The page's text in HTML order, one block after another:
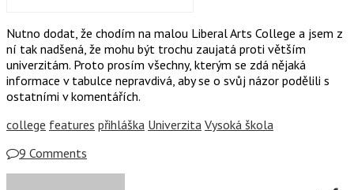
Nutno dodat, že chodím na malou Liberal Arts College a jsem z
ní tak nadšená, že mohu být trochu zaujatá proti větším
univerzitám. Proto prosím všechny, kterým se zdá nějaká
informace v tabulce nepravdivá, aby se o svůj názor podělili s
ostatními v komentářích.
college features přihláška Univerzita Vysoká škola
9 Comments